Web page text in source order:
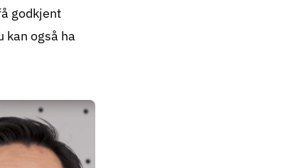
godkjent
kan også ha